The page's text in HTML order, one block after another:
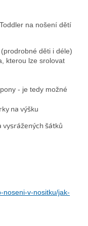
na nošení dětí
děti i déle)
kterou lze srolovat
- je tedy možné
na výšku
vysrážených šátků
noseni-v-nositku/jak-